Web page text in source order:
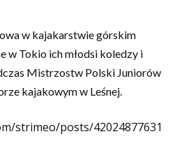
w kajakarstwie górskim
w Tokio ich młodsi koledzy i
Mistrzostw Polski Juniorów
kajakowym w Leśnej.
strimeo/posts/42024877631